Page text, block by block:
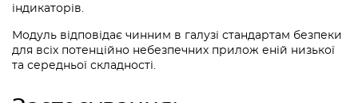
індикаторів.
Модуль відповідає чинним в галузі стандартам безпеки
для всіх потенційно небезпечних прилож еній низької
та середньої складності.